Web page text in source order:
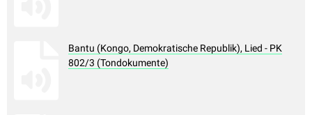
Bantu (Kongo, Demokratische Republik), Lied - PK
802/3 (Tondokumente)